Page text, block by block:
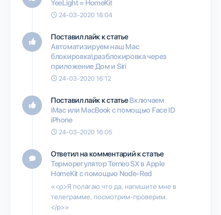
YeeLight = HomeKit
24-03-2020 18:04
Поставил лайк к статье
Автоматизируем наш Mac
блокировка\разблокировка через
приложение Дом и Siri
24-03-2020 16:12
Поставил лайк к статьеВключаем
iMac или MacBook с помощью Face ID
iPhone
24-03-2020 16:05
Ответил на комментарий к статье
Терморегулятор Terneo SX в Apple
HomeKit с помощью Node-Red
«<p>Я полагаю что да, напишите мне в
телеграмме, посмотрим-проверим.
</p>»